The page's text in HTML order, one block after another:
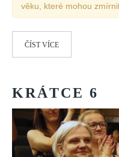
věku, které mohou
ČÍST VÍCE
KRÁTCE 6